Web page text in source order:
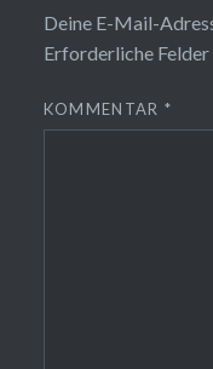
Deine E-Mail-
Erforderliche
KOMMENTAR *